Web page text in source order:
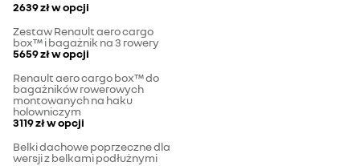
2639 złw opcji
Zestaw Renault aero cargo
box™ i bagażnik na 3 rowery
5659 złw opcji
Renault aero cargo box™ do
bagażników rowerowych
montowanych na haku
holowniczym
3119 złw opcji
Belki dachowe poprzeczne dla
wersji z belkami podłużnymi